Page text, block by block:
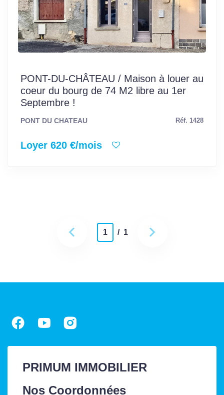
PONT-DU-CHÂTEAU / Maison à louer au
coeur du bourg de 74 M2 libre au 1er
Septembre !
PONT DU CHATEAU Réf. 1428
Loyer 620 €/mois
1 / 1
PRIMUM IMMOBILIER
Nos Coordonnées